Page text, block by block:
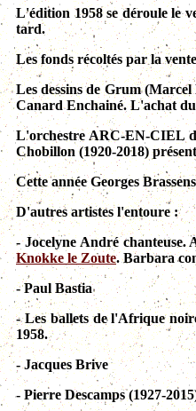
L'édition 1958 se déroule le
tard.
Les fonds récoltés par la
Les dessins de Grum
Canard Enchainé. L'achat
L'orchestre ARC-EN-CIEL
Chobillon (1920-2018)
Cette année Georges
D'autres artistes l'entoure :
- Jocelyne André chanteuse.
Knokke le Zoute. Barbara
- Paul Bastia
- Les ballets de l'Afrique
1958.
- Jacques Brive
- Pierre Descamps (1927-